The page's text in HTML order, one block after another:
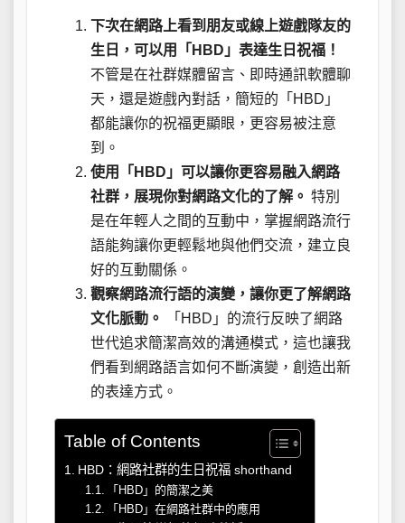
下次在網路上看到朋友或線上遊戲隊友的
生日，可以用「HBD」表達生日祝福！
不管是在社群媒體留言、即時通訊軟體聊
天，還是遊戲內對話，簡短的「HBD」
都能讓你的祝福更顯眼，更容易被注意
到。
使用「HBD」可以讓你更容易融入網路
社群，展現你對網路文化的了解。 特別
是在年輕人之間的互動中，掌握網路流行
語能夠讓你更輕鬆地與他們交流，建立良
好的互動關係。
觀察網路流行語的演變，讓你更了解網路
文化脈動。
「HBD」的流行反映了網路
世代追求簡潔高效的溝通模式，這也讓我
們看到網路語言如何不斷演變，創造出新
的表達方式。
Table of Contents
HBD：網路社群的生日祝福 shorthand
「HBD」的簡潔之美
「HBD」在網路社群中的應用